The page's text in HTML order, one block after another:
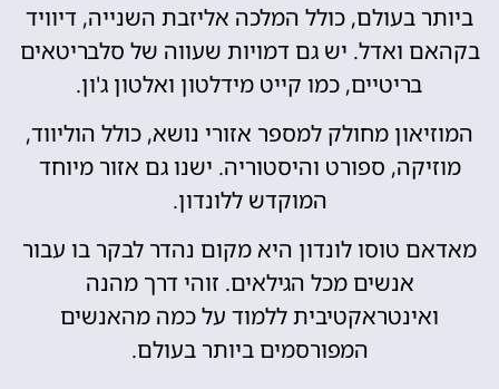
ביותר בעולם, כולל המלכה אליזבת השנייה, דיוויד
בקהאם ואדל. יש גם דמויות שעווה של סלבריטאים
בריטיים, כמו קייט מידלטון ואלטון ג'ון.
המוזיאון מחולק למספר אזורי נושא, כולל הוליווד,
מוזיקה, ספורט והיסטוריה. ישנו גם אזור מיוחד
המוקדש ללונדון.
מאדאם טוסו לונדון היא מקום נהדר לבקר בו עבור
אנשים מכל הגילאים. זוהי דרך מהנה
ואינטראקטיבית ללמוד על כמה מהאנשים
המפורסמים ביותר בעולם.